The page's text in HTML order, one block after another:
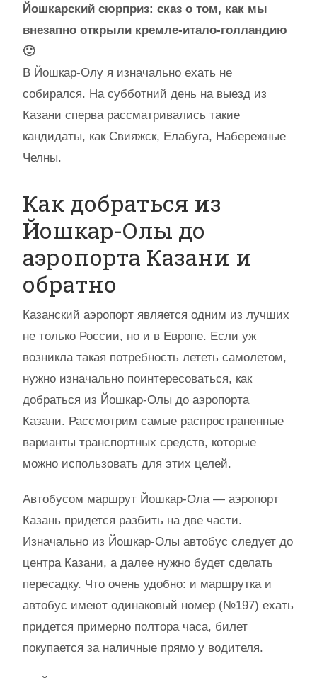
Йошкарский сюрприз: сказ о том, как мы
внезапно открыли кремле-итало-голландию
🙂
В Йошкар-Олу я изначально ехать не
собирался. На субботний день на выезд из
Казани сперва рассматривались такие
кандидаты, как Свияжск, Елабуга, Набережные
Челны.
Как добраться из
Йошкар-Олы до
аэропорта Казани и
обратно
Казанский аэропорт является одним из лучших
не только России, но и в Европе. Если уж
возникла такая потребность лететь самолетом,
нужно изначально поинтересоваться, как
добраться из Йошкар-Олы до аэропорта
Казани. Рассмотрим самые распространенные
варианты транспортных средств, которые
можно использовать для этих целей.
Автобусом маршрут Йошкар-Ола — аэропорт
Казань придется разбить на две части.
Изначально из Йошкар-Олы автобус следует до
центра Казани, а далее нужно будет сделать
пересадку. Что очень удобно: и маршрутка и
автобус имеют одинаковый номер (№197) ехать
придется примерно полтора часа, билет
покупается за наличные прямо у водителя.